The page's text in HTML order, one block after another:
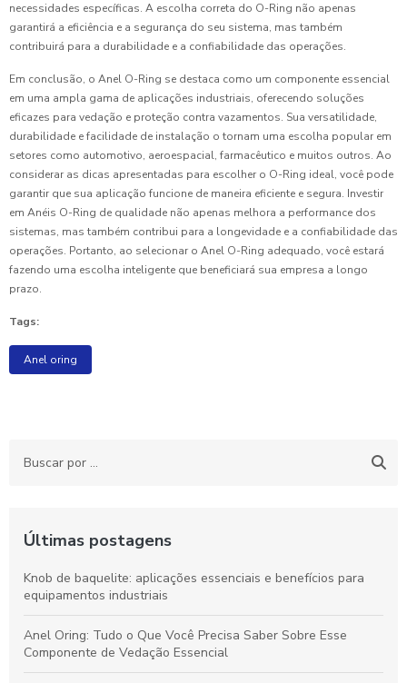
necessidades específicas. A escolha correta do O-Ring não apenas
garantirá a eficiência e a segurança do seu sistema, mas também
contribuirá para a durabilidade e a confiabilidade das operações.
Em conclusão, o Anel O-Ring se destaca como um componente essencial
em uma ampla gama de aplicações industriais, oferecendo soluções
eficazes para vedação e proteção contra vazamentos. Sua versatilidade,
durabilidade e facilidade de instalação o tornam uma escolha popular em
setores como automotivo, aeroespacial, farmacêutico e muitos outros. Ao
considerar as dicas apresentadas para escolher o O-Ring ideal, você pode
garantir que sua aplicação funcione de maneira eficiente e segura. Investir
em Anéis O-Ring de qualidade não apenas melhora a performance dos
sistemas, mas também contribui para a longevidade e a confiabilidade das
operações. Portanto, ao selecionar o Anel O-Ring adequado, você estará
fazendo uma escolha inteligente que beneficiará sua empresa a longo
prazo.
Tags:
Anel oring
Últimas postagens
Knob de baquelite: aplicações essenciais e benefícios para
equipamentos industriais
Anel Oring: Tudo o Que Você Precisa Saber Sobre Esse
Componente de Vedação Essencial